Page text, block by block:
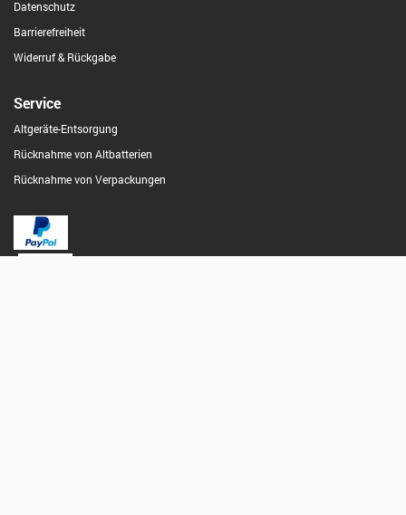
Datenschutz
Barrierefreiheit
Widerruf & Rückgabe
Service
Altgeräte-Entsorgung
Rücknahme von Altbatterien
Rücknahme von Verpackungen